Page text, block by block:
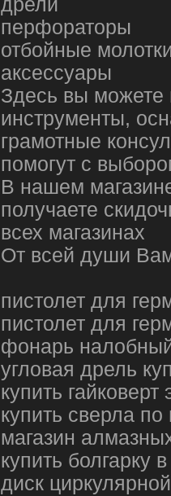
дрели
перфораторы
отбойные
аксессуары
Здесь вы можете
инструменты,
грамотные
помогут с
В нашем
получаете
всех магазинах
От всей души
пистолет для
пистолет для
фонарь
угловая дрель
купить
купить сверла
магазин
купить болгарку
диск